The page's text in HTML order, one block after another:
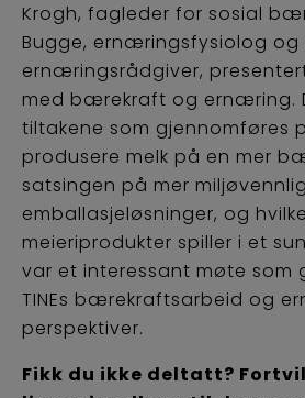
Krogh, fagleder for sosial
Bugge, ernæringsfysiolog og
ernæringsrådgiver,
med bærekraft og ernæring.
tiltakene som gjennomføres
produsere melk på en mer
satsingen på mer
emballasjeløsninger, og
meieriprodukter spiller i et
var et interessant møte som
TINEs bærekraftsarbeid og
perspektiver.
Fikk du ikke deltatt?